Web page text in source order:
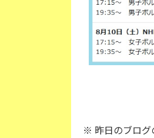
※ 昨日のブログ